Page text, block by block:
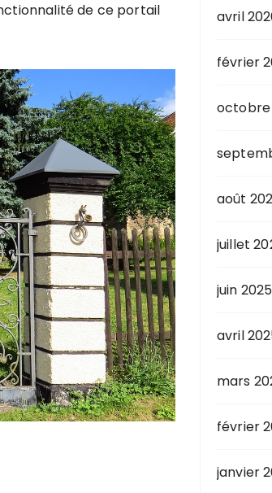
de ce portail
avril
février
octobre
août
juillet
juin 2025
avril
mars
février
janvier